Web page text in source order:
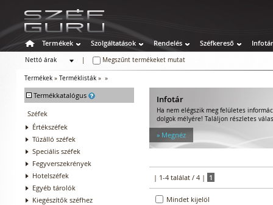
Termékek Szolgáltatások Rendelés Széfkereső Infotár
Nettó árak
Megszűnt termékeket mutat
Termékek » Terméklisták » »
- Termékkatalógus
Széfek
Értékszéfek
Tűzálló széfek
Speciális széfek
Fegyverszekrények
Hotelszéfek
Egyéb tárolók
Kiegészítők széfhez
Infotár
Ha nem elégszik meg felületes
dolgok mélyére! Találjon részletes
» Megnéz
| 1-4 találat / 4 | 1
Mindet kijelöl